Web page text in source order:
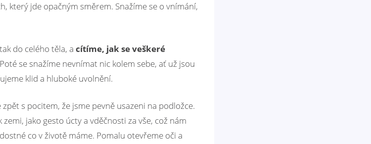
který jde opačným směrem. Snažíme se o vnímání,
do celého těla, a cítíme, jak se veškeré
Poté se snažíme nevnímat nic kolem sebe, ať už jsou
klid a hluboké uvolnění.
s pocitem, že jsme pevně usazeni na podložce.
jako gesto úcty a vděčnosti za vše, což nám
co v životě máme. Pomalu otevřeme oči a